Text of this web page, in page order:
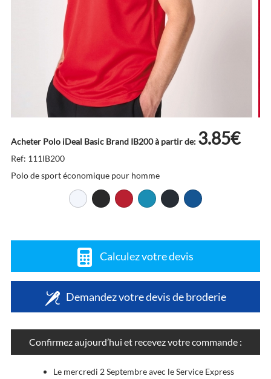
Acheter Polo iDeal Basic Brand IB200 à partir de: 3.85€
Ref: 111IB200
Polo de sport économique pour homme
Calculez votre devis
Demandez votre devis de broderie
Confirmez aujourd’hui et recevez votre commande :
Le mercredi 2 Septembre avec le Service Express